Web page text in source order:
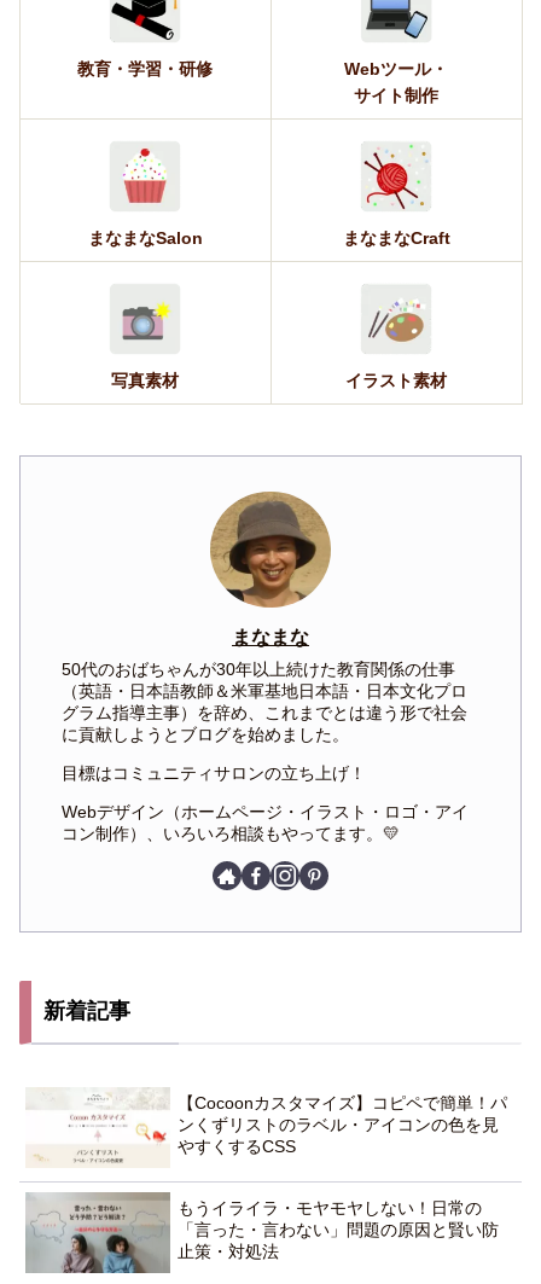
教育・学習・研修
Webツール・
サイト制作
まなまなSalon まなまなCraft
写真素材 イラスト素材
まなまな
50代のおばちゃんが30年以上続けた教育関係の仕事
（英語・日本語教師＆米軍基地日本語・日本文化プロ
グラム指導主事）を辞め、これまでとは違う形で社会
に貢献しようとブログを始めました。
目標はコミュニティサロンの立ち上げ！
Webデザイン（ホームページ・イラスト・ロゴ・アイ
コン制作）、いろいろ相談もやってます。💛
新着記事
【Cocoonカスタマイズ】コピペで簡単！パ
ンくずリストのラベル・アイコンの色を見
やすくするCSS
もうイライラ・モヤモヤしない！日常の
「言った・言わない」問題の原因と賢い防
止策・対処法